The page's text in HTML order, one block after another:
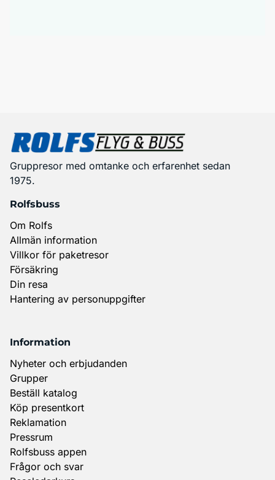
Gruppresor med omtanke och erfarenhet sedan
1975.
Rolfsbuss
Om Rolfs
Allmän information
Villkor för paketresor
Försäkring
Din resa
Hantering av personuppgifter
Information
Nyheter och erbjudanden
Grupper
Beställ katalog
Köp presentkort
Reklamation
Pressrum
Rolfsbuss appen
Frågor och svar